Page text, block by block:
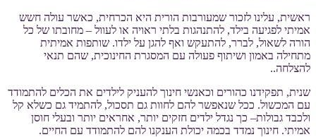
ראשית, עלינו לזכור שמעורבות הורית היא הכרחית, כאשר עולה חשש
אמיתי לפגיעה בילד, להתנהגות בלתי ראויה או לעוול – מחובתו של כל
הורה לשאול, לברר, להתעקש ואף להגן על ילדו. שותפות אמיתית
מתחילה באמון ושיתוף פעולה עם המסגרת החינוכית, שהם תנאי
להצלחה..
שנית, תפקידנו כהורים וכאנשי חינוך להעניק לילדים את הכלים להתמודד
עם המכשול. ככל שנאפשר להם לחוות גם תסכול, להתמיד גם כשלא קל
ולכבד גבולות– כך נגדל ילדים חזקים יותר, אחראים יותר ובעלי חוסן
אמיתי. חינוך נמדד בכמה יכולת הענקנו להם להתמודד עם החיים.